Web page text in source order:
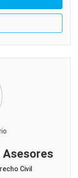
Asesores
Civil